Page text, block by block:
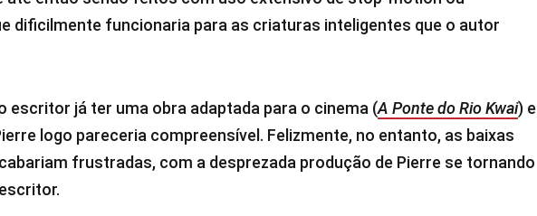
dificilmente funcionaria para as criaturas inteligentes que o autor
escritor já ter uma obra adaptada para o cinema (A Ponte do Rio Kwai) e
logo pareceria compreensível. Felizmente, no entanto, as baixas
frustradas, com a desprezada produção de Pierre se tornando